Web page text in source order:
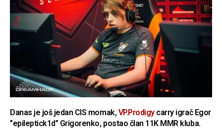
Danas je još jedan CIS momak, VP.Prodigycarry igrač Egor
”epileptick1d” Grigorenko, postao član 11K MMR kluba.